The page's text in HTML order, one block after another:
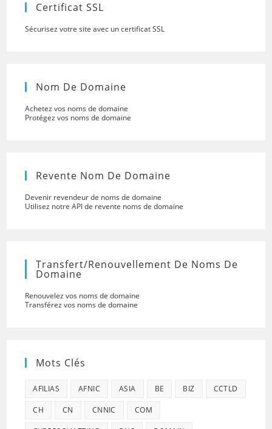
Certificat SSL
Sécurisez votre site avec un certificat SSL
Nom De Domaine
Achetez vos noms de domaine
Protégez vos noms de domaine
Revente Nom De Domaine
Devenir revendeur de noms de domaine
Utilisez notre API de revente noms de domaine
Transfert/renouvellement De Noms De
Domaine
Renouvelez vos noms de domaine
Transférez vos noms de domaine
Mots Clés
AFILIAS AFNIC ASIA BE BIZ CCTLD
CH CN CNNIC COM